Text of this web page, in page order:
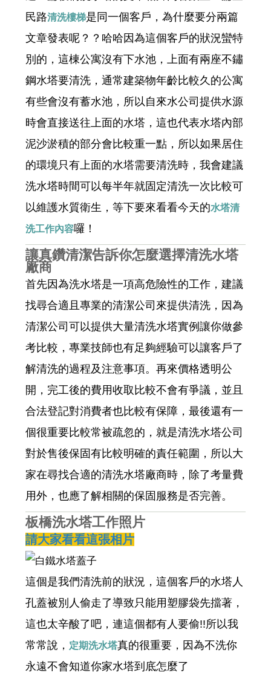
民路清洗樓梯是同一個客戶，為什麼要分兩篇
文章發表呢？？哈哈因為這個客戶的狀況蠻特
別的，這棟公寓沒有下水池，上面有兩座不鏽
鋼水塔要清洗，通常建築物年齡比較久的公寓
有些會沒有蓄水池，所以自來水公司提供水源
時會直接送往上面的水塔，這也代表水塔內部
泥沙淤積的部分會比較重一點，所以如果居住
的環境只有上面的水塔需要清洗時，我會建議
洗水塔時間可以每半年就固定清洗一次比較可
以維護水質衛生，等下要來看看今天的水塔清
洗工作內容囉！
讓真鑽清潔告訴你怎麼選擇清洗水塔
廠商
首先因為洗水塔是一項高危險性的工作，建議
找尋合適且專業的清潔公司來提供清洗，因為
清潔公司可以提供大量清洗水塔實例讓你做參
考比較，專業技師也有足夠經驗可以讓客戶了
解清洗的過程及注意事項。再來價格透明公
開，完工後的費用收取比較不會有爭議，並且
合法登記對消費者也比較有保障，最後還有一
個很重要比較常被疏忽的，就是清洗水塔公司
對於售後保固有比較明確的責任範圍，所以大
家在尋找合適的清洗水塔廠商時，除了考量費
用外，也應了解相關的保固服務是否完善。
板橋洗水塔工作照片
請大家看看這張相片
這個是我們清洗前的狀況，這個客戶的水塔人
孔蓋被別人偷走了導致只能用塑膠袋先擋著，
這也太辛酸了吧，連這個都有人要偷!!所以我
常常說， 定期洗水塔真的很重要，因為不洗你
永遠不會知道你家水塔到底怎麼了